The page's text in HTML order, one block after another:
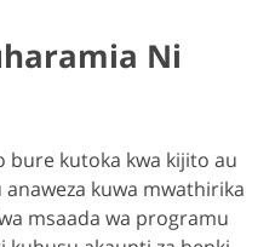
Ni
bure kutoka kwa kijito au
kuwa mwathirika
msaada wa programu